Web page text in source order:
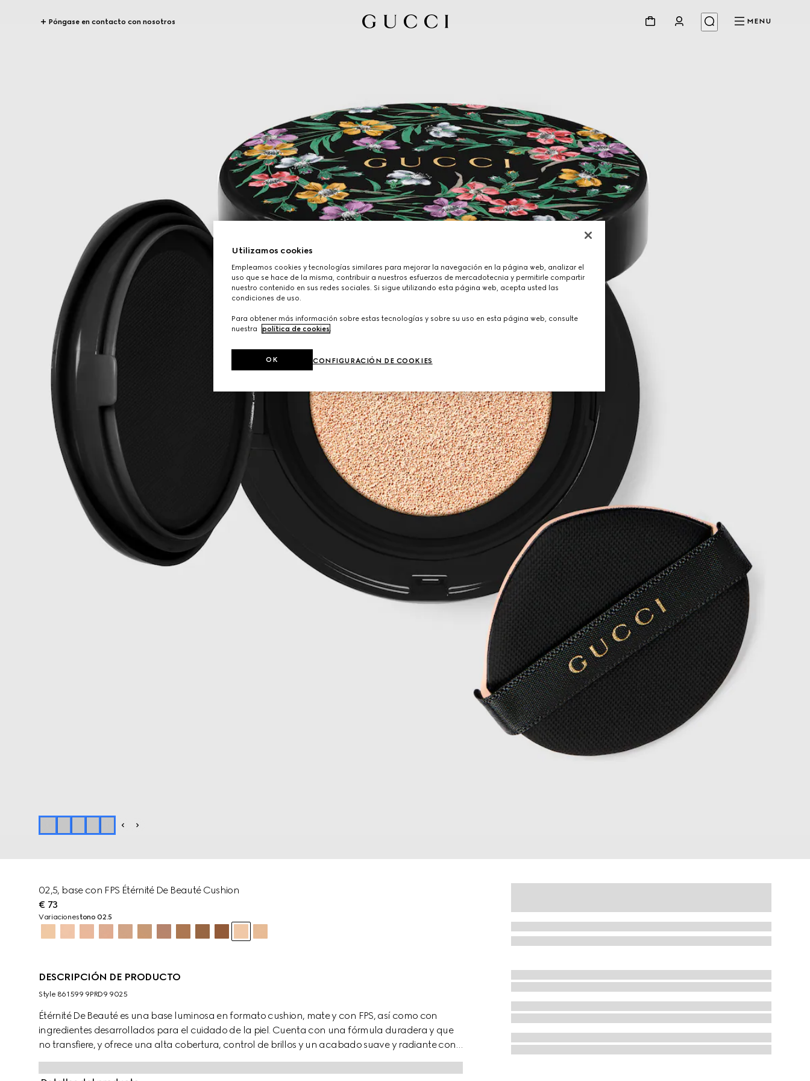
Póngase en contacto con nosotros MENU
02,5, base con FPS Étérnité De Beauté Cushion
€ 73
Variacionestono 02.5
DESCRIPCIÓN DE PRODUCTO
Style ‎861599 9PRD9 9025
Étérnité De Beauté es una base luminosa en formato cushion, mate y con FPS, así como con
ingredientes desarrollados para el cuidado de la piel. Cuenta con una fórmula duradera y que
no transfiere, y ofrece una alta cobertura, control de brillos y un acabado suave y radiante con
una sola aplicación. Es la alternativa mate idónea a la base Cushion De Beauté, ultrahidratante
y con acabado brillante. La piel luce difuminada y matificada al instante, al tiempo que resiste el
Utilizamos cookies
Empleamos cookies y tecnologías similares para mejorar la navegación en la página web, analizar el
uso que se hace de la misma, contribuir a nuestros esfuerzos de mercadotecnia y permitirle compartir
nuestro contenido en sus redes sociales. Si sigue utilizando esta página web, acepta usted las
condiciones de uso.
Para obtener más información sobre estas tecnologías y sobre su uso en esta página web, consulte
nuestra
política de cookies.
CONFIGURACIÓN DE COOKIES
OK